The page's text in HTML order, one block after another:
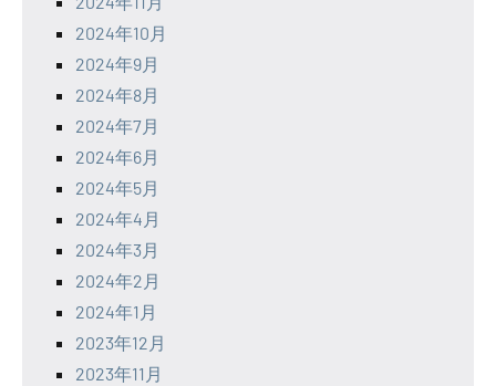
2024年10月
2024年9月
2024年8月
2024年7月
2024年6月
2024年5月
2024年4月
2024年3月
2024年2月
2024年1月
2023年12月
2023年11月